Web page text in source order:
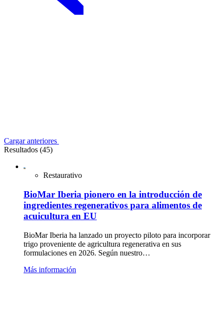
Cargar anteriores
Resultados (45)
Restaurativo
BioMar Iberia pionero en la introducción de
ingredientes regenerativos para alimentos de
acuicultura en EU
BioMar Iberia ha lanzado un proyecto piloto para incorporar
trigo proveniente de agricultura regenerativa en sus
formulaciones en 2026. Según nuestro…
Más información